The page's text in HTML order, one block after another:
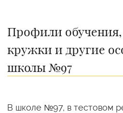
Профили
кружки и другие
школы №97
В школе №97, в тестовом